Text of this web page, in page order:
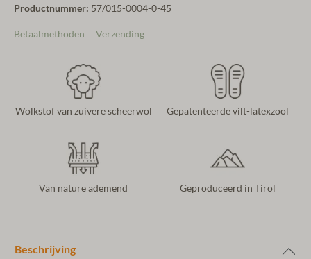
Productnummer: 57/015-0004-0-45
Betaalmethoden Verzending
Wolkstof van zuivere scheerwol Gepatenteerde vilt-latexzool
Van nature ademend Geproduceerd in Tirol
Beschrijving